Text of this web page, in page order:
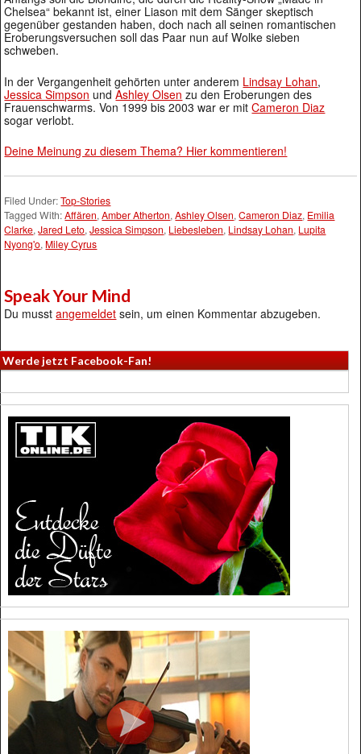
Chelsea“ bekannt ist, einer Liason mit dem Sänger skeptisch
gegenüber gestanden haben, doch nach all seinen romantischen
Eroberungsversuchen soll das Paar nun auf Wolke sieben
schweben.
In der Vergangenheit gehörten unter anderem Lindsay Lohan,
Jessica Simpson undAshley Olsen zu den Eroberungen des
Frauenschwarms. Von 1999 bis 2003 war er mitCameron Diaz
sogar verlobt.
Deine Meinung zu diesem Thema? Hier kommentieren!
Filed Under:Top-Stories
Tagged With:Affären,Amber Atherton,Ashley Olsen,Cameron Diaz, Emilia
Clarke,Jared Leto,Jessica Simpson, Liebesleben, Lindsay Lohan, Lupita
Nyong'o, Miley Cyrus
Speak Your Mind
Du musstangemeldet sein, um einen Kommentar abzugeben.
Werde jetzt Facebook-Fan!